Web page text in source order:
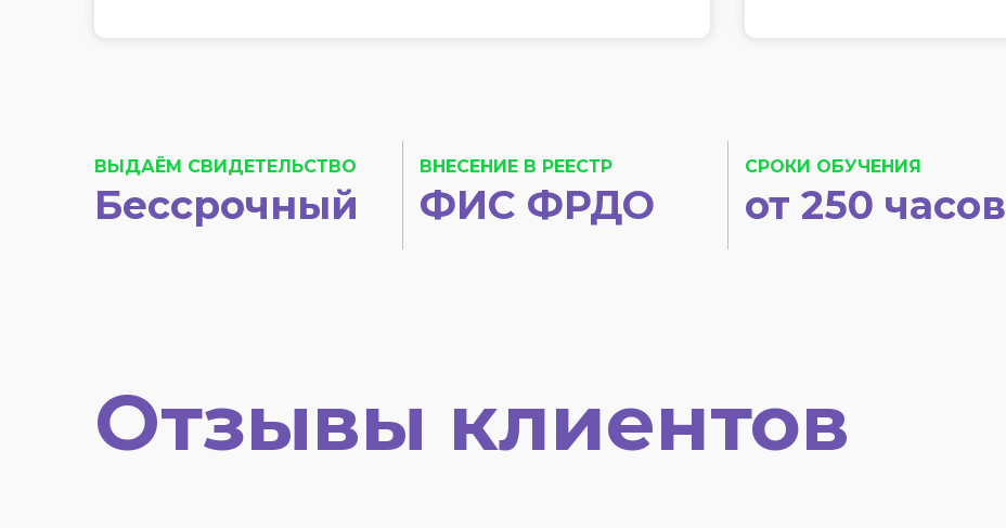
ВЫДАЁМ СВИДЕТЕЛЬСТВО
Бессрочный
ВНЕСЕНИЕ В РЕЕСТР
ФИС ФРДО
СРОКИ ОБУЧЕНИЯ
от 250 часов
Отзывы клиентов